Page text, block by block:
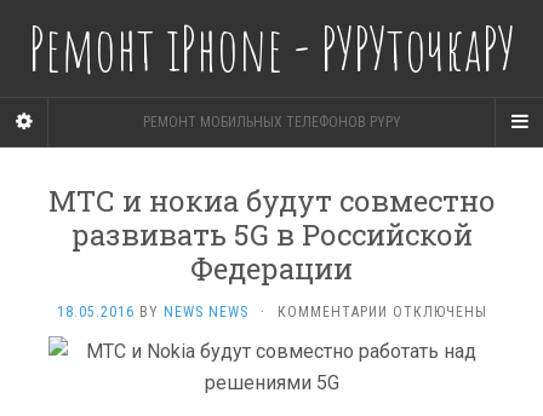
Ремонт iPhone - РУРУточкаРУ
РЕМОНТ МОБИЛЬНЫХ ТЕЛЕФОНОВ PYPY
МТС и нокиа будут совместно
развивать 5G в Российской
Федерации
18.05.2016 BY NEWS NEWS · КОММЕНТАРИИ К
МТС
ОТКЛЮЧЕНЫ